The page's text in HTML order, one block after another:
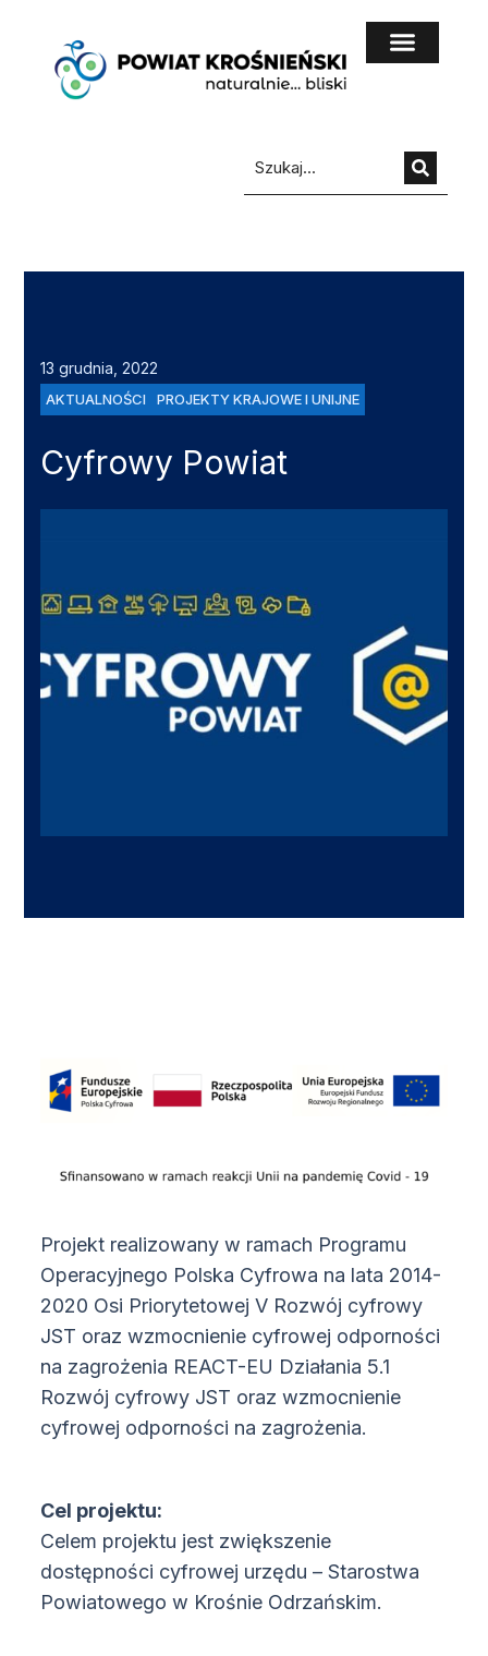
13 grudnia, 2022
AKTUALNOŚCI PROJEKTY KRAJOWE I UNIJNE
Cyfrowy Powiat
Projekt realizowany w ramach Programu
Operacyjnego Polska Cyfrowa na lata 2014-
2020 Osi Priorytetowej V Rozwój cyfrowy
JST oraz wzmocnienie cyfrowej odporności
na zagrożenia REACT-EU Działania 5.1
Rozwój cyfrowy JST oraz wzmocnienie
cyfrowej odporności na zagrożenia.
Cel projektu:
Celem projektu jest zwiększenie
dostępności cyfrowej urzędu – Starostwa
Powiatowego w Krośnie Odrzańskim.